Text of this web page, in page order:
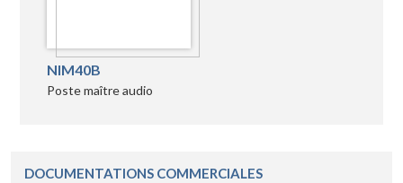
NIM40B
Poste maître audio
DOCUMENTATIONS COMMERCIALES